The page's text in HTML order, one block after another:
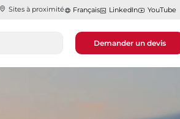
Sites à proximité Français LinkedIn YouTube
Demander un devis